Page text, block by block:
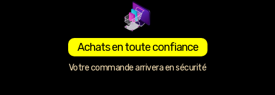
Achats en toute confiance
Votre commande arrivera en sécurité